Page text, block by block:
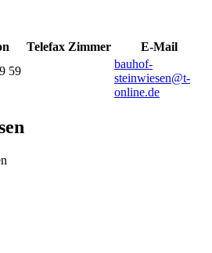
Telefax Zimmer
E-Mail
59
bauhof-
steinwiesen@t-
online.de